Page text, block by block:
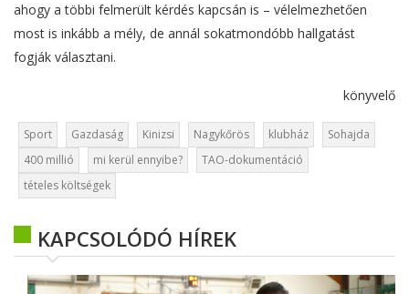
ahogy a többi felmerült kérdés kapcsán is – vélelmezhetően
most is inkább a mély, de annál sokatmondóbb hallgatást
fogják választani.
könyvelő
Sport Gazdaság Kinizsi Nagykőrös klubház
Sohajda
400 millió
mi kerül ennyibe?
TAO-dokumentáció
tételes költségek
KAPCSOLÓDÓ HÍREK